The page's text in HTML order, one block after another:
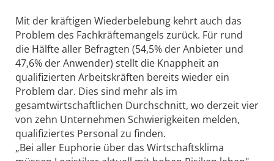
Mit der kräftigen Wiederbelebung kehrt auch das
Problem des Fachkräftemangels zurück. Für rund
die Hälfte aller Befragten (54,5% der Anbieter und
47,6% der Anwender) stellt die Knappheit an
qualifizierten Arbeitskräften bereits wieder ein
Problem dar. Dies sind mehr als im
gesamtwirtschaftlichen Durchschnitt, wo derzeit vier
von zehn Unternehmen Schwierigkeiten melden,
qualifiziertes Personal zu finden.
„Bei aller Euphorie über das Wirtschaftsklima